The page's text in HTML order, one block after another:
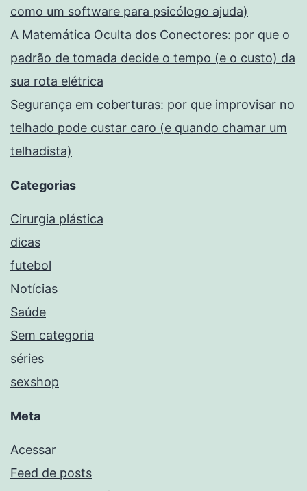
como um software para psicólogo ajuda)
A Matemática Oculta dos Conectores: por que o
padrão de tomada decide o tempo (e o custo) da
sua rota elétrica
Segurança em coberturas: por que improvisar no
telhado pode custar caro (e quando chamar um
telhadista)
Categorias
Cirurgia plástica
dicas
futebol
Notícias
Saúde
Sem categoria
séries
sexshop
Meta
Acessar
Feed de posts